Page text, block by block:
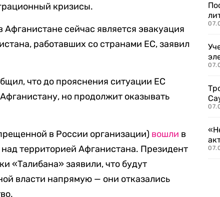
кризисы.
сейчас является эвакуация
работавших со странами ЕС, заявил
что до прояснения ситуации ЕС
но продолжит оказывать
в России организации) вошли в
территорией Афганистана. Президент
«Талибана» заявили, что будут
власти напрямую — они отказались